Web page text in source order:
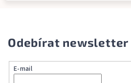
Odebírat newsletter
E-mail